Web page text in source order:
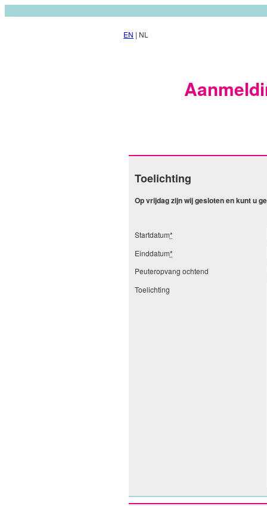
EN | NL
Toelichting
Op vrijdag zijn wij gesloten en kunt u
Startdatum*
Einddatum*
Peuteropvang ochtend
Toelichting